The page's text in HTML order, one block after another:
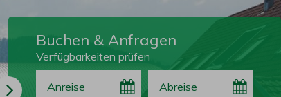
Buchen & Anfragen
Verfügbarkeiten prüfen